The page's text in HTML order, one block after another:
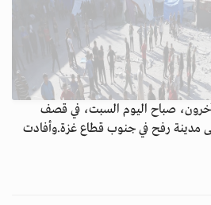
آخرون، صباح اليوم السبت، في قصف
مدينة رفح في جنوب قطاع غزة.وأفادت